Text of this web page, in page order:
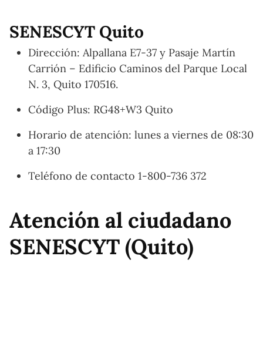
SENESCYT Quito
Dirección: Alpallana E7-37 y Pasaje Martín
Carrión – Edificio Caminos del Parque Local
N. 3, Quito 170516.
Código Plus: RG48+W3 Quito
Horario de atención: lunes a viernes de 08:30
a 17:30
Teléfono de contacto 1-800-736 372
Atención al ciudadano
SENESCYT (Quito)